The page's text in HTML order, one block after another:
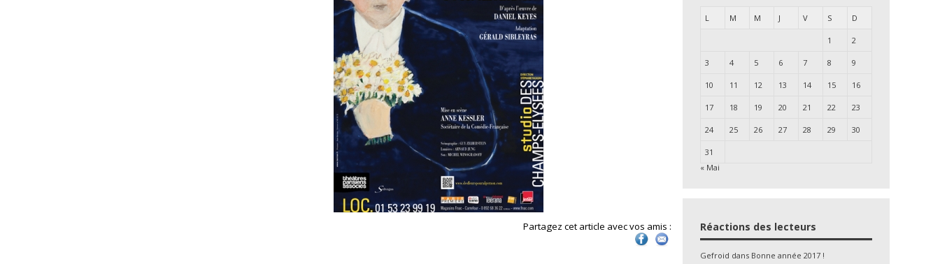
Partagez cet article avec vos amis :
L M M J V S D
1 2
3 4 5 6 7 8 9
10 11 12 13 14 15 16
17 18 19 20 21 22 23
24 25 26 27 28 29 30
31
« Mai
Réactions des lecteurs
Gefroid dans Bonne année 2017 !